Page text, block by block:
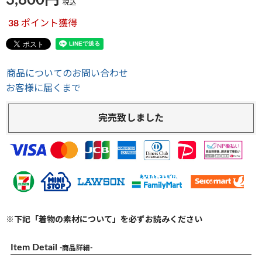
税込
38 ポイント獲得
商品についてのお問い合わせ
お客様に届くまで
完売致しました
※下記「着物の素材について」を必ずお読みください
Item Detail -商品詳細-